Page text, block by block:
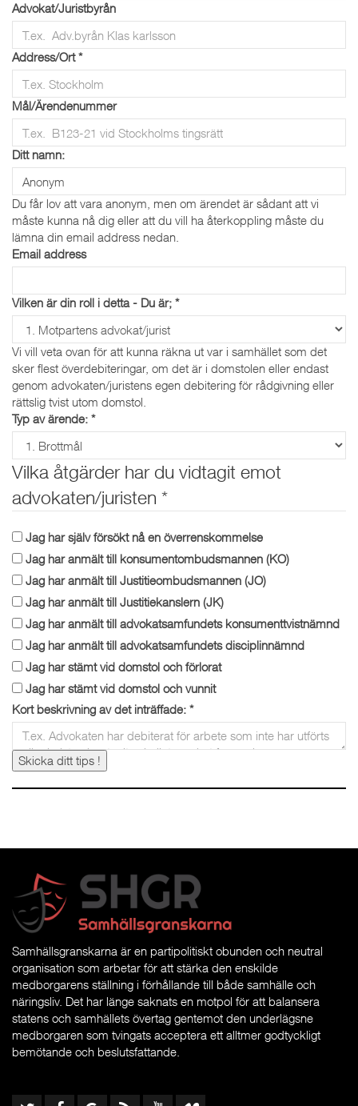
Advokat/Juristbyrån
Address/Ort*
Mål/Ärendenummer
Ditt namn:
Du får lov att vara anonym, men om ärendet är sådant att vi
måste kunna nå dig eller att du vill ha återkoppling måste du
lämna din email address nedan.
Email address
Vilken är din roll i detta - Du är; *
Vi vill veta ovan för att kunna räkna ut var i samhället som det
sker flest överdebiteringar, om det är i domstolen eller endast
genom advokaten/juristens egen debitering för rådgivning eller
rättslig tvist utom domstol.
Typ av ärende: *
Vilka åtgärder har du vidtagit emot
advokaten/juristen *
Jag har själv försökt nå en överrenskommelse
Jag har anmält till konsumentombudsmannen (KO)
Jag har anmält till Justitieombudsmannen (JO)
Jag har anmält till Justitiekanslern (JK)
Jag har anmält till advokatsamfundets konsumenttvistnämnd
Jag har anmält till advokatsamfundets disciplinnämnd
Jag har stämt vid domstol och förlorat
Jag har stämt vid domstol och vunnit
Kort beskrivning av det inträffade: *
Skicka ditt tips !
Samhällsgranskarna är en partipolitiskt obunden och neutral
organisation som arbetar för att stärka den enskilde
medborgarens ställning i förhållande till både samhälle och
näringsliv. Det har länge saknats en motpol för att balansera
statens och samhällets övertag gentemot den underlägsne
medborgaren som tvingats acceptera ett alltmer godtyckligt
bemötande och beslutsfattande.